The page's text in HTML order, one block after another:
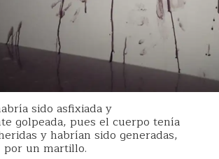
sido asfixiada y
golpeada, pues el cuerpo tenía
y habrían sido generadas,
por un martillo.